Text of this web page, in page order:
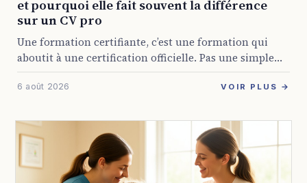
et pourquoi elle fait souvent la différence
sur un CV pro
Une formation certifiante, c’est une formation qui
aboutit à une certification officielle. Pas une simple
attestation de présence, mais un titre reconnu par
l’État ou par les branches professionnelles, et ...
6 août 2026 VOIR PLUS →